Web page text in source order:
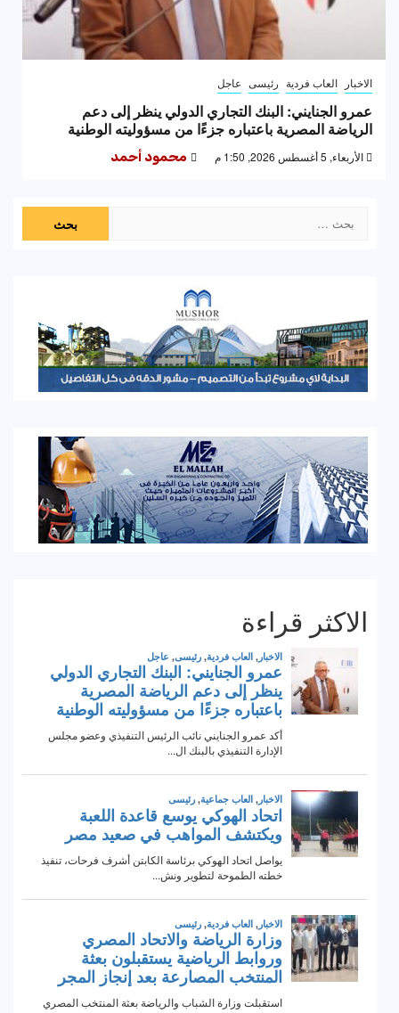
الاخبار العاب فردية رئيسى عاجل
عمرو الجنايني: البنك التجاري الدولي ينظر إلى دعم
الرياضة المصرية باعتباره جزءًا من مسؤوليته الوطنية
الأربعاء, 5 أغسطس 2026, 1:50 م محمود أحمد
عن:
الاكثر قراءة